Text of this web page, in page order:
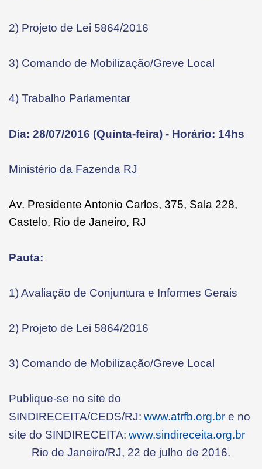
2) Projeto de Lei 5864/2016
3) Comando de Mobilização/Greve Local
4) Trabalho Parlamentar
Dia: 28/07/2016 (Quinta-feira) - Horário: 14hs
Ministério da Fazenda RJ
Av. Presidente Antonio Carlos, 375, Sala 228,
Castelo, Rio de Janeiro, RJ
Pauta:
1) Avaliação de Conjuntura e Informes Gerais
2) Projeto de Lei 5864/2016
3) Comando de Mobilização/Greve Local
Publique-se no site do
SINDIRECEITA/CEDS/RJ: www.atrfb.org.br e no
site do SINDIRECEITA: www.sindireceita.org.br
Rio de Janeiro/RJ, 22 de julho de 2016.